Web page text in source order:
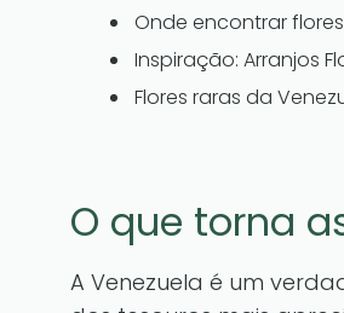
Onde encontrar
Inspiração: Arranjos
Flores raras da
O que torna
A Venezuela é um